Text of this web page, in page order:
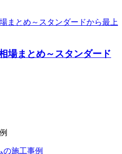
場まとめ～スタンダード